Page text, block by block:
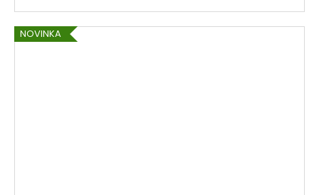
NOVINKA